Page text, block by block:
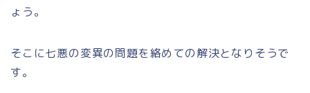
ょう。
そこに七悪の変異の問題を絡めての解決となりそうで
す。